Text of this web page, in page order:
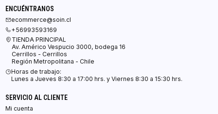
ENCUÉNTRANOS
ecommerce@soin.cl
+56993593169
TIENDA PRINCIPAL
Av. Américo Vespucio 3000, bodega 16
Cerrillos - Cerrillos
Región Metropolitana - Chile
Horas de trabajo:
Lunes a Jueves 8:30 a 17:00 hrs. y Viernes 8:30 a 15:30 hrs.
SERVICIO AL CLIENTE
Mi cuenta